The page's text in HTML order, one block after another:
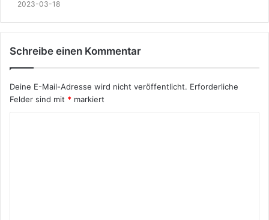
2023-03-18
Schreibe einen Kommentar
Deine E-Mail-Adresse wird nicht veröffentlicht. Erforderliche
Felder sind mit * markiert